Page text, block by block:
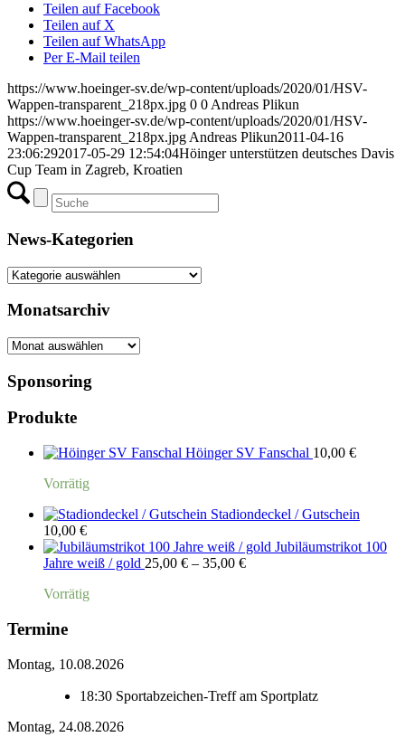
Teilen auf Facebook
Teilen auf X
Teilen auf WhatsApp
Per E-Mail teilen
https://www.hoeinger-sv.de/wp-content/uploads/2020/01/HSV-
Wappen-transparent_218px.jpg 0 0 Andreas Plikun
https://www.hoeinger-sv.de/wp-content/uploads/2020/01/HSV-
Wappen-transparent_218px.jpg Andreas Plikun2011-04-16
23:06:292017-05-29 12:54:04Höinger unterstützen deutsches Davis
Cup Team in Zagreb, Kroatien
News-Kategorien
News-
Monatsarchiv
Monatsarchiv
Sponsoring
Produkte
Höinger SV Fanschal 10,00 €
Vorrätig
Stadiondeckel / Gutschein
10,00 €
Jubiläumstrikot 100
Jahre weiß / gold 25,00 € – 35,00 €Preisspanne:
Vorrätig
Termine
Montag, 10.08.2026
18:30 Sportabzeichen-Treff am Sportplatz
Montag, 24.08.2026